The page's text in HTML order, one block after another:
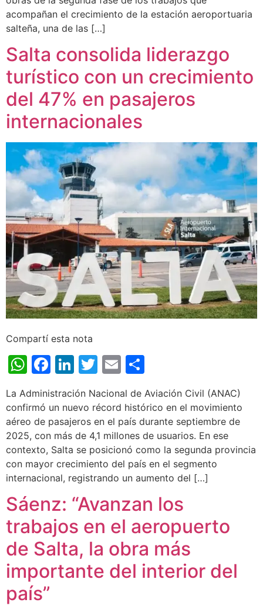
acompañan el crecimiento de la estación aeroportuaria
salteña, una de las […]
Salta consolida liderazgo
turístico con un crecimiento
del 47% en pasajeros
internacionales
Compartí esta nota
WhatsApp
Facebook
LinkedIn
Twitter
Email
La Administración Nacional de Aviación Civil (ANAC)
confirmó un nuevo récord histórico en el movimiento
aéreo de pasajeros en el país durante septiembre de
2025, con más de 4,1 millones de usuarios. En ese
contexto, Salta se posicionó como la segunda provincia
con mayor crecimiento del país en el segmento
internacional, registrando un aumento del […]
Sáenz: “Avanzan los
trabajos en el aeropuerto
de Salta, la obra más
importante del interior del
país”